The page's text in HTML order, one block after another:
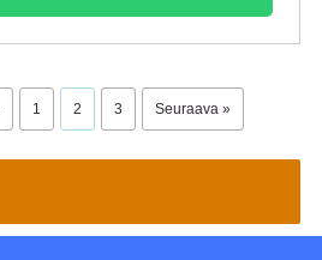
1 2 3 Seuraava »